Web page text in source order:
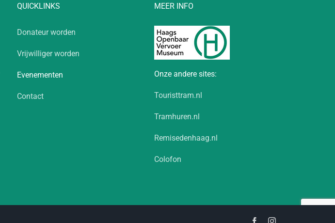
QUICKLINKS
Donateur worden
Vrijwilliger worden
Evenementen
Contact
MEER INFO
Onze andere sites:
Touristtram.nl
Tramhuren.nl
Remisedenhaag.nl
Colofon
FacebookInstagram